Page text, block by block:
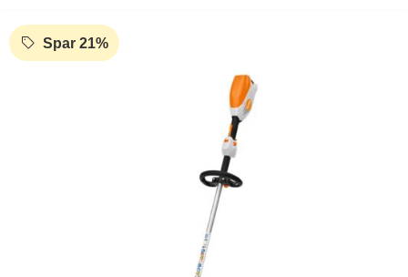
Spar 21%